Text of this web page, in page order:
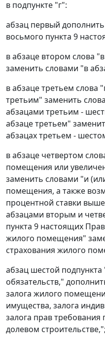
в подпункте "г":
абзац первый
восьмого пункта 9
в абзаце втором слова
заменить словами "в
в абзаце третьем
третьим" заменить
абзацами третьим -
абзаце третьем"
абзацах третьем -
в абзаце четвертом
помещения или
заменить словами "и
помещения, а также
процентной ставки
абзацами вторым и
пункта 9 настоящих
жилого помещения"
страхования жилого
абзац шестой
обязательств,"
залога жилого
имущества, залога
залога прав требования
долевом строительстве,";